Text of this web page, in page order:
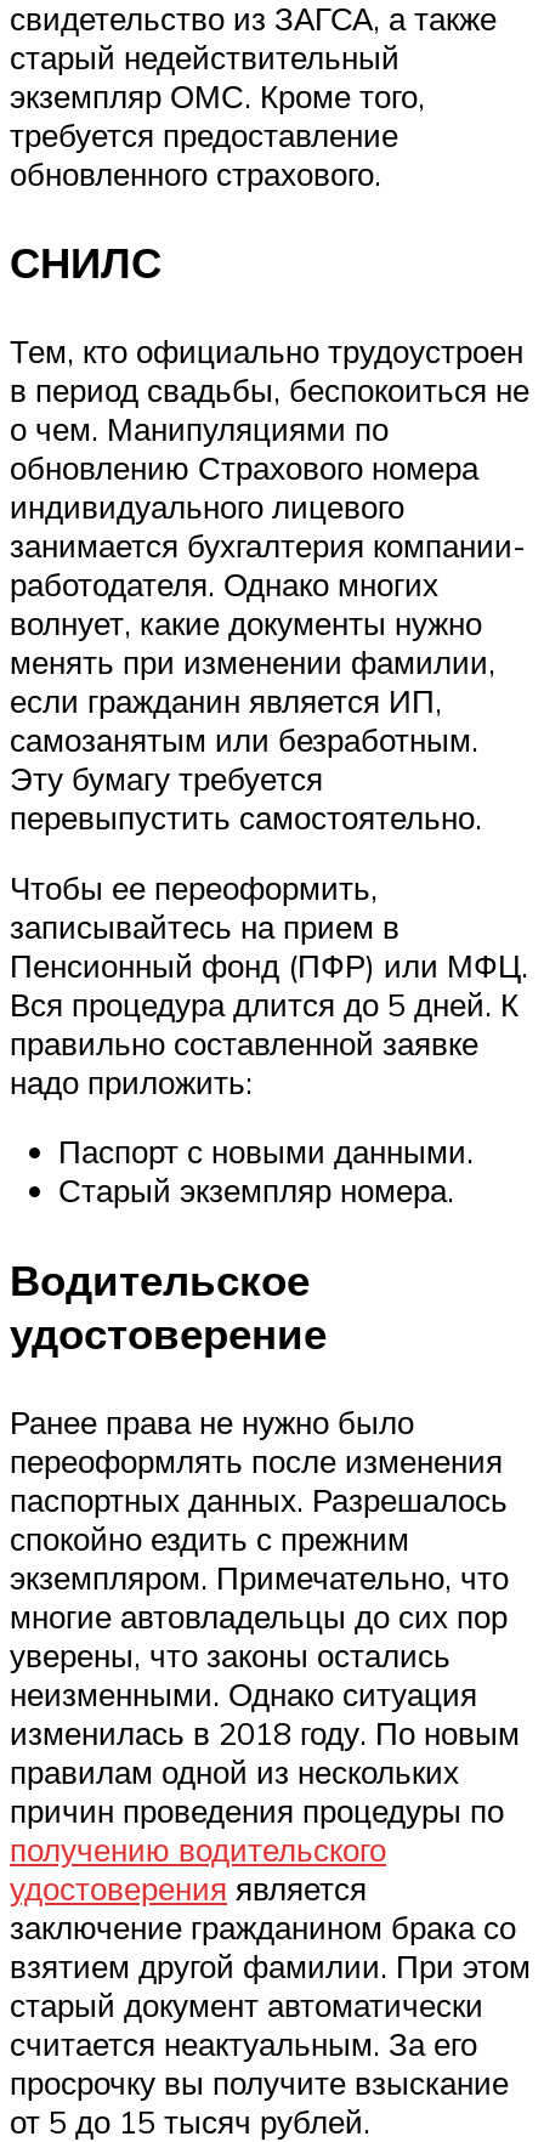
свидетельство из ЗАГСА, а также
старый недействительный
экземпляр ОМС. Кроме того,
требуется предоставление
обновленного страхового.
СНИЛС
Тем, кто официально трудоустроен
в период свадьбы, беспокоиться не
о чем. Манипуляциями по
обновлению Страхового номера
индивидуального лицевого
занимается бухгалтерия компании-
работодателя. Однако многих
волнует, какие документы нужно
менять при изменении фамилии,
если гражданин является ИП,
самозанятым или безработным.
Эту бумагу требуется
перевыпустить самостоятельно.
Чтобы ее переоформить,
записывайтесь на прием в
Пенсионный фонд (ПФР) или МФЦ.
Вся процедура длится до 5 дней. К
правильно составленной заявке
надо приложить:
Паспорт с новыми данными.
Старый экземпляр номера.
Водительское
удостоверение
Ранее права не нужно было
переоформлять после изменения
паспортных данных. Разрешалось
спокойно ездить с прежним
экземпляром. Примечательно, что
многие автовладельцы до сих пор
уверены, что законы остались
неизменными. Однако ситуация
изменилась в 2018 году. По новым
правилам одной из нескольких
причин проведения процедуры по
получению водительского
удостоверения является
заключение гражданином брака со
взятием другой фамилии. При этом
старый документ автоматически
считается неактуальным. За его
просрочку вы получите взыскание
от 5 до 15 тысяч рублей.